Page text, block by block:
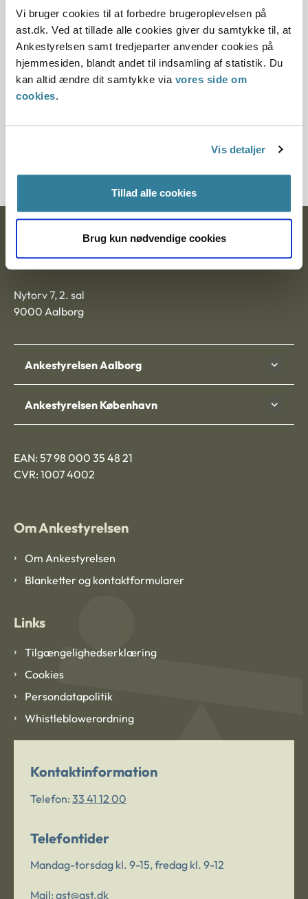
Vi bruger cookies til at forbedre brugeroplevelsen på
ast.dk. Ved at tillade alle cookies giver du samtykke til, at
Ankestyrelsen samt tredjeparter anvender cookies på
hjemmesiden, blandt andet til indsamling af statistik. Du
kan altid ændre dit samtykke via vores side om
cookies.
Vis detaljer
Tillad alle cookies
Brug kun nødvendige cookies
fortsat behandling med henblik på færdiggørelse af
forundersøgelsen set i lyset af de ændrede forhold i
forbindelse med, at ansøgerne var flyttet til en anden
amtskommune.
Nævnet fandt, at første barns forhold ikke i sig selv kunne
begrunde et afslag, og fandt det betænkeligt, at samrådet
under 6 år med mangelfuld sproglig udvikling, som havde
Ankestyrelsen
Nytorv 7, 2. sal
9000 Aalborg
Ankestyrelsen Aalborg
Ankestyrelsen København
EAN: 57 98 000 35 48 21
CVR: 1007 4002
Om Ankestyrelsen
Om Ankestyrelsen
Blanketter og kontaktformularer
Links
Tilgængelighedserklæring
Cookies
Persondatapolitik
Whistleblowerordning
Kontaktinformation
Telefon: 33 41 12 00
Telefontider
Mandag-torsdag kl. 9-15, fredag kl. 9-12
Mail: ast@ast.dk